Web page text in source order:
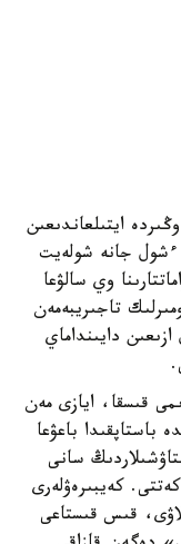
ايتىلعاندىعىن
جانە شولەيت
وي سالۋعا
تاجىريبەمەن
دايىنداماي
قىسقا، ايازى مەن
باستاپقىدا باعۋعا
سانى
كەيبىرەۋلەرى
قىس قىستاعى